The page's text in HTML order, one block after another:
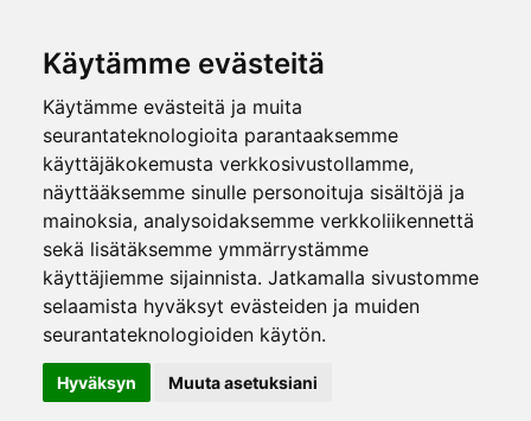
Käytämme evästeitä
Käytämme evästeitä ja muita
seurantateknologioita parantaaksemme
käyttäjäkokemusta verkkosivustollamme,
näyttääksemme sinulle personoituja sisältöjä ja
mainoksia, analysoidaksemme verkkoliikennettä
sekä lisätäksemme ymmärrystämme
käyttäjiemme sijainnista. Jatkamalla sivustomme
selaamista hyväksyt evästeiden ja muiden
seurantateknologioiden käytön.
Hyväksyn Muuta asetuksiani